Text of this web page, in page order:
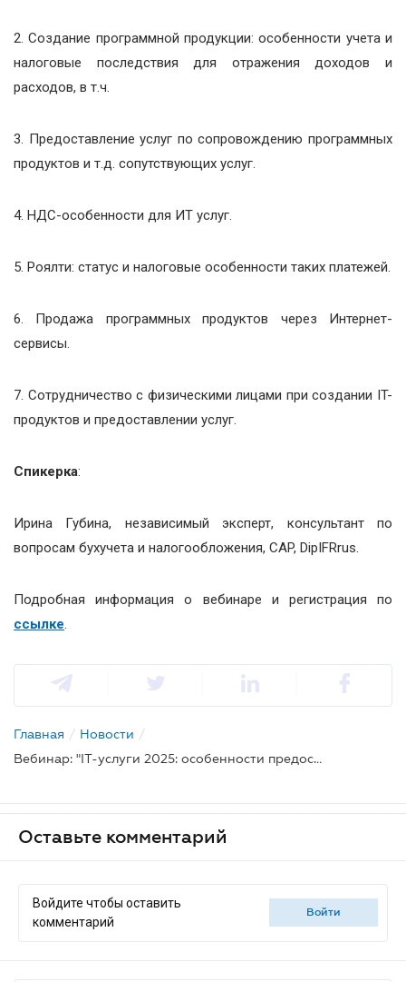
2. Создание программной продукции: особенности учета и
налоговые последствия для отражения доходов и
расходов, в т.ч.
3. Предоставление услуг по сопровождению программных
продуктов и т.д. сопутствующих услуг.
4. НДС-особенности для ИТ услуг.
5. Роялти: статус и налоговые особенности таких платежей.
6. Продажа программных продуктов через Интернет-
сервисы.
7. Сотрудничество с физическими лицами при создании IT-
продуктов и предоставлении услуг.
Спикерка:
Ирина Губина, независимый эксперт, консультант по
вопросам бухучета и налогообложения, CAP, DipIFRrus.
Подробная информация о вебинаре и регистрация по
ссылке.
Главная / Новости /
Вебинар: "IT-услуги 2025: особенности предоставления и учета, налоговые риски и правила"
Оставьте комментарий
Войдите чтобы оставить
комментарий
войти